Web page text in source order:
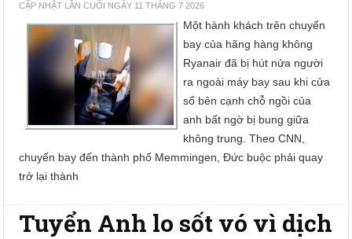
CẬP NHẬT LẦN CUỐI NGÀY 11 THÁNG 7 2026
Một hành khách trên chuyến
bay của hãng hàng không
Ryanair đã bị hút nửa người
ra ngoài máy bay sau khi cửa
sổ bên cạnh chỗ ngồi của
anh bất ngờ bị bung giữa
không trung. Theo CNN,
chuyến bay đến thành phố Memmingen, Đức buộc phải quay
trở lại thành
Tuyển Anh lo sốt vó vì dịch